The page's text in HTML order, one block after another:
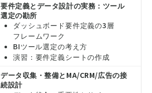
要件定義とデータ設計の実務：ツール
選定の勘所
ダッシュボード要件定義の3層
フレームワーク
BIツール選定の考え方
演習：要件定義シートの作成
データ収集・整備とMA/CRM/広告の接
続設計